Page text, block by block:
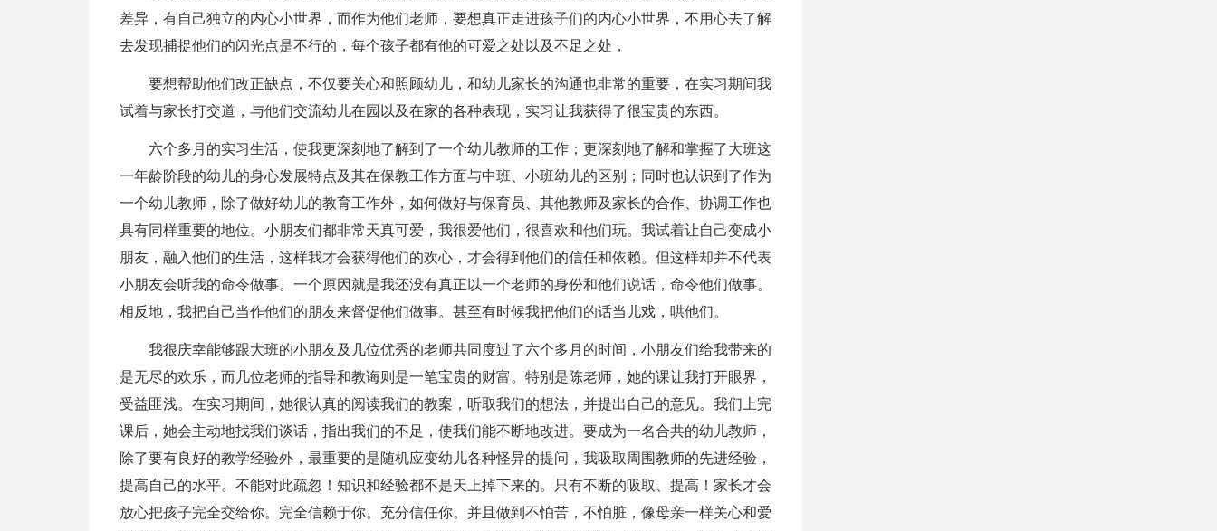
差异，有自己独立的内心小世界，而作为他们老师，要想真正走进孩子们的内心小世界，不用心去了解
去发现捕捉他们的闪光点是不行的，每个孩子都有他的可爱之处以及不足之处，
要想帮助他们改正缺点，不仅要关心和照顾幼儿，和幼儿家长的沟通也非常的重要，在实习期间我
试着与家长打交道，与他们交流幼儿在园以及在家的各种表现，实习让我获得了很宝贵的东西。
六个多月的实习生活，使我更深刻地了解到了一个幼儿教师的工作；更深刻地了解和掌握了大班这
一年龄阶段的幼儿的身心发展特点及其在保教工作方面与中班、小班幼儿的区别；同时也认识到了作为
一个幼儿教师，除了做好幼儿的教育工作外，如何做好与保育员、其他教师及家长的合作、协调工作也
具有同样重要的地位。小朋友们都非常天真可爱，我很爱他们，很喜欢和他们玩。我试着让自己变成小
朋友，融入他们的生活，这样我才会获得他们的欢心，才会得到他们的信任和依赖。但这样却并不代表
小朋友会听我的命令做事。一个原因就是我还没有真正以一个老师的身份和他们说话，命令他们做事。
相反地，我把自己当作他们的朋友来督促他们做事。甚至有时候我把他们的话当儿戏，哄他们。
我很庆幸能够跟大班的小朋友及几位优秀的老师共同度过了六个多月的时间，小朋友们给我带来的
是无尽的欢乐，而几位老师的指导和教诲则是一笔宝贵的财富。特别是陈老师，她的课让我打开眼界，
受益匪浅。在实习期间，她很认真的阅读我们的教案，听取我们的想法，并提出自己的意见。我们上完
课后，她会主动地找我们谈话，指出我们的不足，使我们能不断地改进。要成为一名合共的幼儿教师，
除了要有良好的教学经验外，最重要的是随机应变幼儿各种怪异的提问，我吸取周围教师的先进经验，
提高自己的水平。不能对此疏忽！知识和经验都不是天上掉下来的。只有不断的吸取、提高！家长才会
放心把孩子完全交给你。完全信赖于你。充分信任你。并且做到不怕苦，不怕脏，像母亲一样关心和爱